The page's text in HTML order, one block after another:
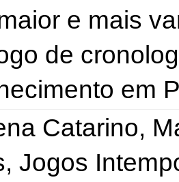
e mais
de
em
Catarino,
Jogos